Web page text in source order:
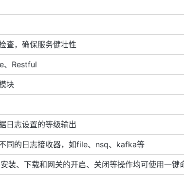
查，确保服务健壮性
、Restful
块
日志设置的等级输出
同的日志接收器，如file、nsq、kafka等
装、下载和网关的开启、关闭等操作均可使用一键